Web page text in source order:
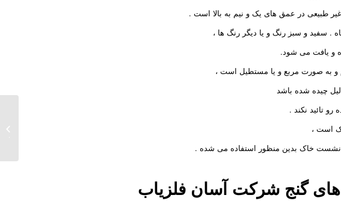
طبیعی در عمق های یک و نیم به بالا است .
. سفید و سبز رنگ و یا دیگر رنگ ها ،
و یافت می شود.
و به صورت مربع و یا مستطیل است ،
چیده شده باشد
تائید نکند .
است ،
خاک بدین منظور استفاده می شده .
های گنج شرکتآسان فلزیاب
دفینه